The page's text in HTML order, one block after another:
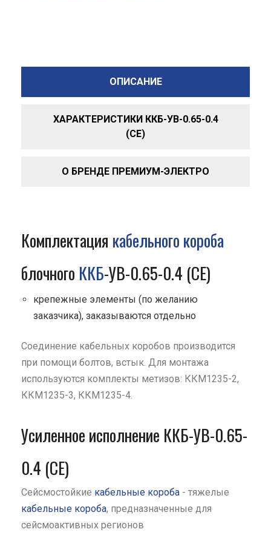
ОПИСАНИЕ
ХАРАКТЕРИСТИКИ ККБ-УВ-0.65-0.4
(СЕ)
О БРЕНДЕ ПРЕМИУМ-ЭЛЕКТРО
Комплектация кабельного короба
блочного ККБ-УВ-0.65-0.4 (СЕ)
крепежные элементы (по желанию
заказчика), заказываются отдельно
Соединение кабельных коробов производится
при помощи болтов, встык. Для монтажа
используются комплекты метизов: ККМ1235-2,
ККМ1235-3, ККМ1235-4.
Усиленное исполнение ККБ-УВ-0.65-
0.4 (СЕ)
Сейсмостойкие кабельные короба - тяжелые
кабельные короба, предназначенные для
сейсмоактивных регионов